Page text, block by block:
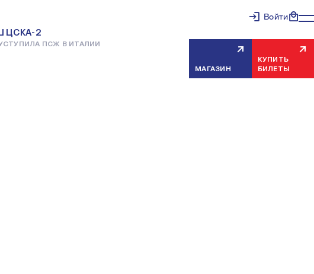
2
ПСЖ В ИТАЛИИ
Войти
МАГАЗИН
КУПИТЬ
БИЛЕТЫ